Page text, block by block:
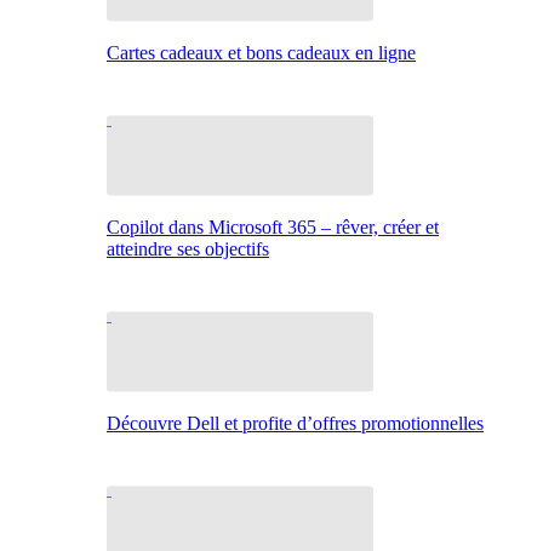
Cartes cadeaux et bons cadeaux en ligne
Copilot dans Microsoft 365 – rêver, créer et
atteindre ses objectifs
Découvre Dell et profite d’offres promotionnelles